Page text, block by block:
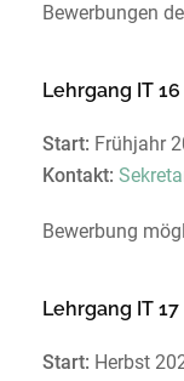
Bewerbungen
Lehrgang IT
Start: Frühjahr
Kontakt:
Bewerbung
Lehrgang IT 17
Start: Herbst